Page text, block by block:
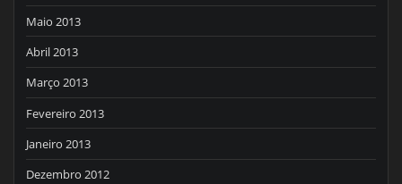
Maio 2013
Abril 2013
Março 2013
Fevereiro 2013
Janeiro 2013
Dezembro 2012